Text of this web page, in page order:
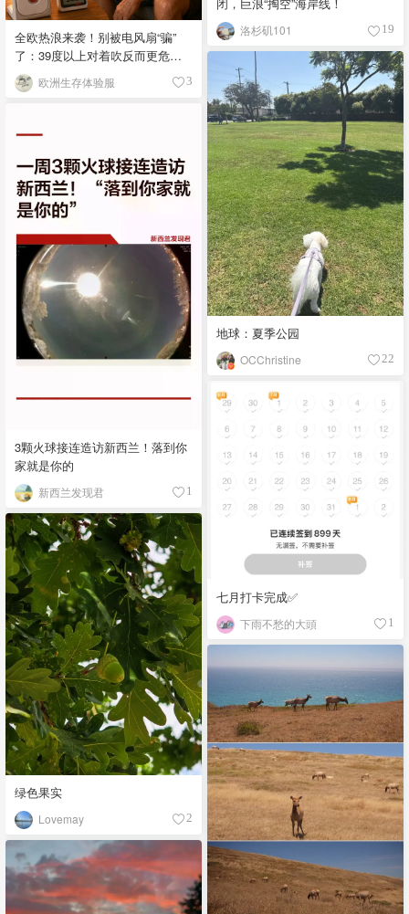
全欧热浪来袭！别被电风扇“骗”
了：39度以上对着吹反而更危
险？ 欧洲生存体验服 3
闭，巨浪“掏空”海岸线！
洛杉矶101 19
地球：夏季公园
OCChristine 22
3颗火球接连造访新西兰！落到你
家就是你的
新西兰发现君 1
七月打卡完成✅
下雨不愁的大頭 1
绿色果实
Lovemay 2